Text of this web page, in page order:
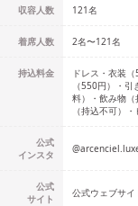
収容人数 121名
着席人数 2名〜121名
持込料金
ドレス・衣装
（550円）・
料）・飲み物
（持込不可）
公式
インスタ
@
公式
サイト
公式ウェブサイ